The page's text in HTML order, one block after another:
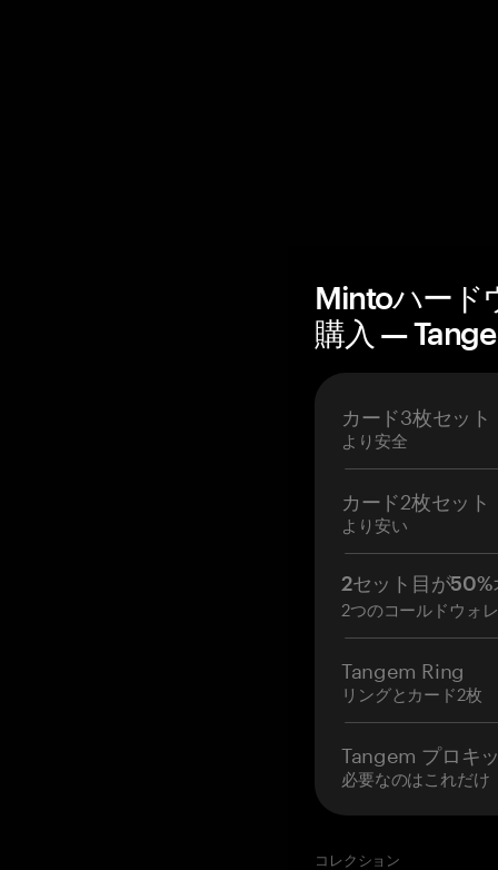
Mintoハード
購入 —
カード3枚セット
より安全
カード2枚セット
より安い
2セット目が50%
2つのコールドウォ
Tangem Ring
リングとカード2枚
Tangem プロキ
必要なのはこれだけ
コレクション